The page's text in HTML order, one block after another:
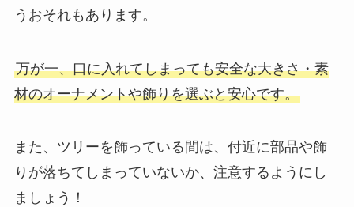
うおそれもあります。
万が一、口に入れてしまっても安全な大きさ・素
材のオーナメントや飾りを選ぶと安心です。
また、ツリーを飾っている間は、付近に部品や飾
りが落ちてしまっていないか、注意するようにし
ましょう！